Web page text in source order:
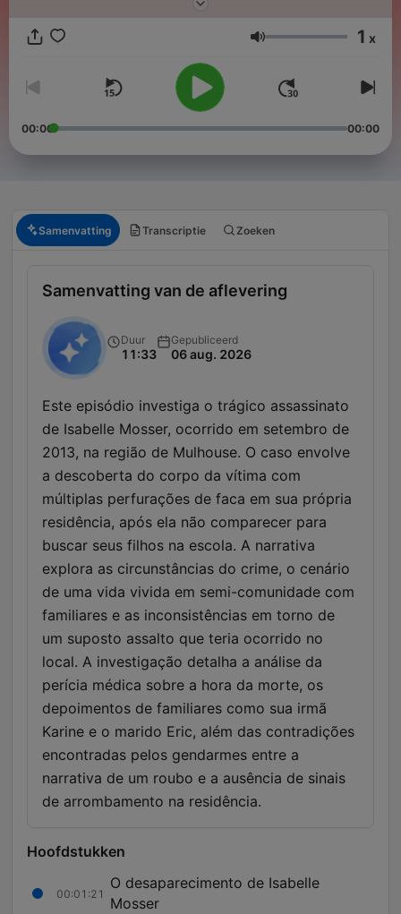
Volume 1 x
00:00 00:00
Samenvatting Transcriptie Zoeken
Samenvatting van de aflevering
Duur
11:33
Gepubliceerd
06 aug. 2026
Este episódio investiga o trágico assassinato
de Isabelle Mosser, ocorrido em setembro de
2013, na região de Mulhouse. O caso envolve
a descoberta do corpo da vítima com
múltiplas perfurações de faca em sua própria
residência, após ela não comparecer para
buscar seus filhos na escola. A narrativa
explora as circunstâncias do crime, o cenário
de uma vida vivida em semi-comunidade com
familiares e as inconsistências em torno de
um suposto assalto que teria ocorrido no
local. A investigação detalha a análise da
perícia médica sobre a hora da morte, os
depoimentos de familiares como sua irmã
Karine e o marido Eric, além das contradições
encontradas pelos gendarmes entre a
narrativa de um roubo e a ausência de sinais
de arrombamento na residência.
Hoofdstukken
00:01:21
O desaparecimento de Isabelle
Mosser